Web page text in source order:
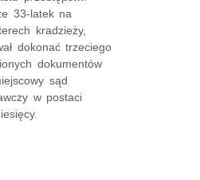
33-latek na
kradzieży,
dokonać trzeciego
dokumentów
sąd
w postaci